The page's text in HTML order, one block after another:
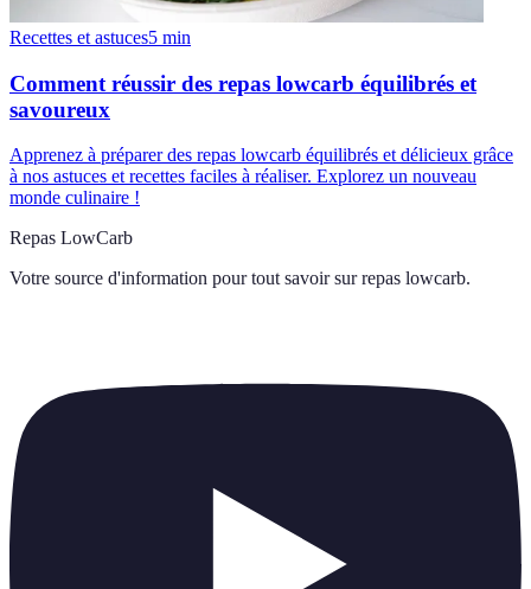
Recettes et astuces5 min
Comment réussir des repas lowcarb équilibrés et
savoureux
Apprenez à préparer des repas lowcarb équilibrés et délicieux grâce
à nos astuces et recettes faciles à réaliser. Explorez un nouveau
monde culinaire !
Repas LowCarb
Votre source d'information pour tout savoir sur repas lowcarb.